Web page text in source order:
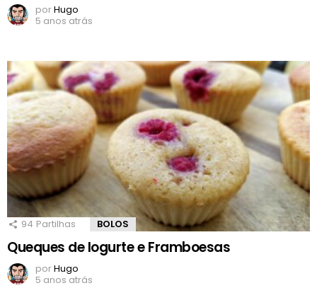
porHugo
5 anos atrás
94 Partilhas BOLOS
Queques de Iogurte e Framboesas
porHugo
5 anos atrás